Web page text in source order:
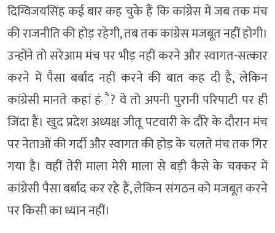
दिग्विजयसिंह कई बार कह चुके हैं कि कांग्रेस में जब तक मंच
की राजनीति की होड़ रहेगी, तब तक कांग्रेस मजबूत नहीं होगी।
उन्होंने तो सरेआम मंच पर भीड़ नहीं करने और स्वागत-सत्कार
करने में पैसा बर्बाद नहीं करने की बात कह दी है, लेकिन
कांग्रेसी मानते कहां हंै? वे तो अपनी पुरानी परिपाटी पर ही
जिंदा हैं। खुद प्रदेश अध्यक्ष जीतू पटवारी के दौरे के दौरान मंच
पर नेताओं की गर्दी और स्वागत की होड़ के चलते मंच तक गिर
गया है। वहीं तेरी माला मेरी माला से बड़ी कैसे के चक्कर में
कांग्रेसी पैसा बर्बाद कर रहे हैं, लेकिन संगठन को मजबूत करने
पर किसी का ध्यान नहीं।